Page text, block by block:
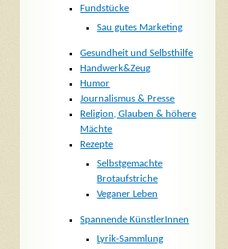
Fundstücke
Sau gutes Marketing
Gesundheit und Selbsthilfe
Handwerk&Zeug
Humor
Journalismus & Presse
Religion, Glauben & höhere
Mächte
Rezepte
Selbstgemachte
Brotaufstriche
Veganer Leben
Spannende KünstlerInnen
Lyrik-Sammlung